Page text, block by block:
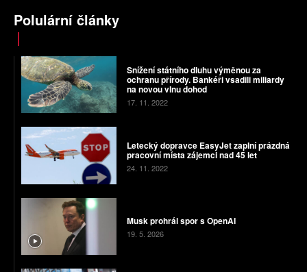
Polulární články
Snížení státního dluhu výměnou za
ochranu přírody. Bankéři vsadili miliardy
na novou vlnu dohod
17. 11. 2022
Letecký dopravce EasyJet zaplní prázdná
pracovní místa zájemci nad 45 let
24. 11. 2022
Musk prohrál spor s OpenAI
19. 5. 2026